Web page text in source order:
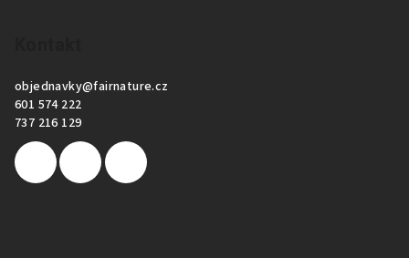
objednavky@fairnature.cz
601 574 222
737 216 129